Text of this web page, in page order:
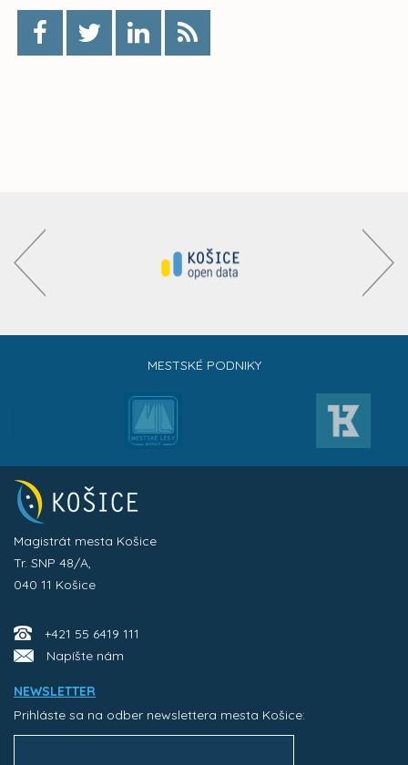
MESTSKÉ PODNIKY
Magistrát mesta Košice
Tr. SNP 48/A,
040 11 Košice
+421 55 6419 111
Napíšte nám
NEWSLETTER
Prihláste sa na odber newslettera mesta Košice: